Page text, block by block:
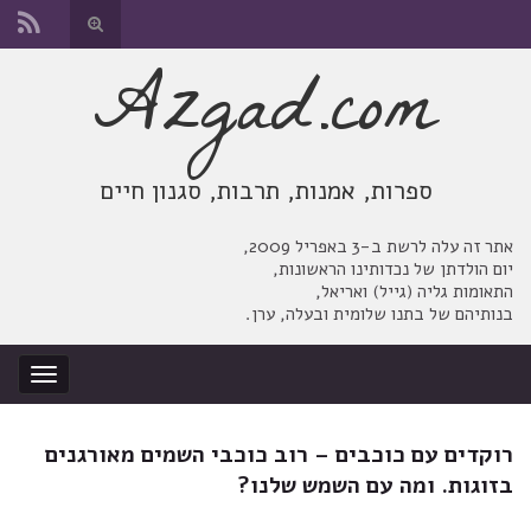
החלף
טופס
אתר זה עלה לרשת ב-3 באפריל 2009,
יום הולדתן של נכדותינו הראשונות,
התאומות גליה (גייל) ואריאל,
בנותיהם של בתנו שלומית ובעלה, ערן.
החלף
ניווט
Azgad.com
ספרות, אמנות, תרבות, סגנון חיים
רוקדים עם כוכבים – רוב כוכבי השמים מאורגנים
בזוגות. ומה עם השמש שלנו?